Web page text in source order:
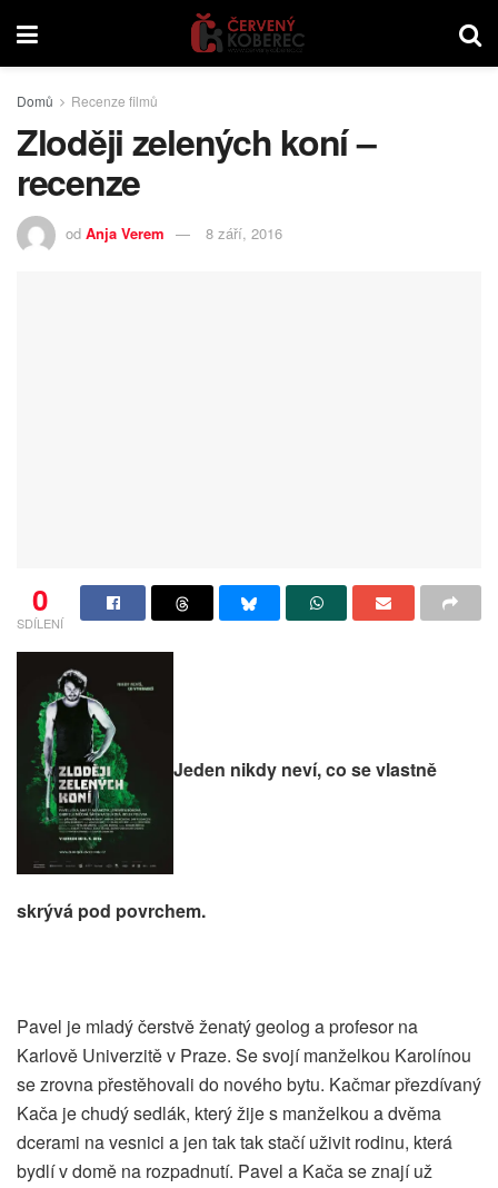
Domů Recenze filmů
Zloději zelených koní –
recenze
od Anja Verem 8 září, 2016
0
SDÍLENÍ
Jeden nikdy neví, co se vlastně
skrývá pod povrchem.
Pavel je mladý čerstvě ženatý geolog a profesor na
Karlově Univerzitě v Praze. Se svojí manželkou Karolínou
se zrovna přestěhovali do nového bytu. Kačmar přezdívaný
Kača je chudý sedlák, který žije s manželkou a dvěma
dcerami na vesnici a jen tak tak stačí uživit rodinu, která
bydlí v domě na rozpadnutí. Pavel a Kača se znají už